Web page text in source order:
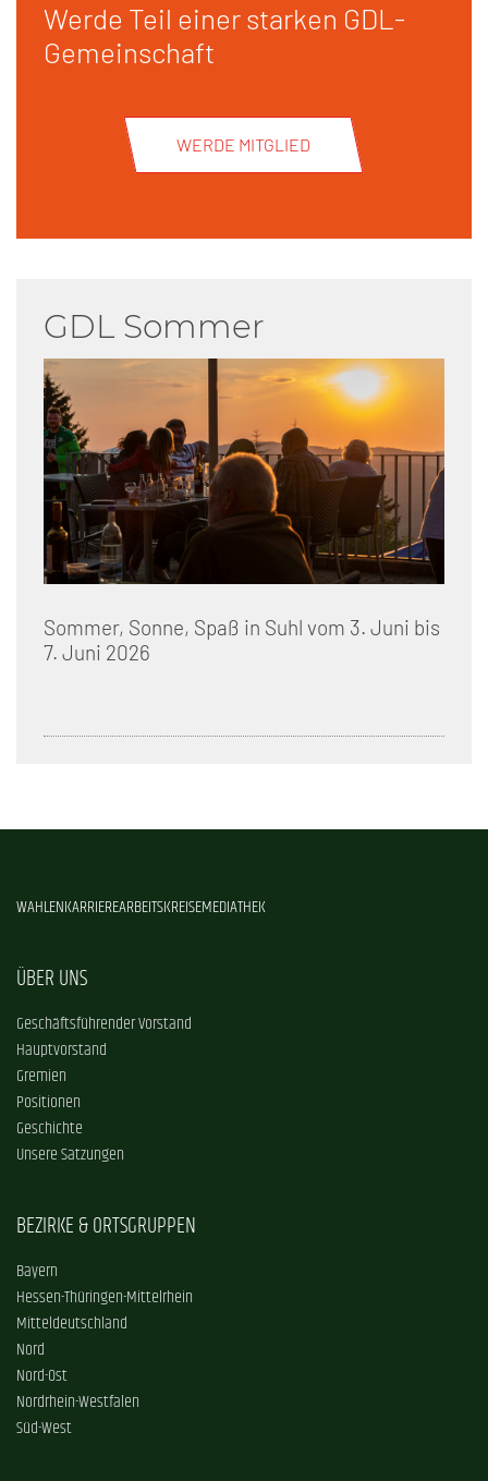
Werde Teil einer starken GDL-
Gemeinschaft
WERDE MITGLIED
GDL Sommer
Sommer, Sonne, Spaß in Suhl vom 3. Juni bis
7. Juni 2026
WAHLENKARRIEREARBEITSKREISEMEDIATHEK
ÜBER UNS
Geschäftsführender Vorstand
Hauptvorstand
Gremien
Positionen
Geschichte
Unsere Satzungen
BEZIRKE & ORTSGRUPPEN
Bayern
Hessen-Thüringen-Mittelrhein
Mitteldeutschland
Nord
Nord-Ost
Nordrhein-Westfalen
Süd-West